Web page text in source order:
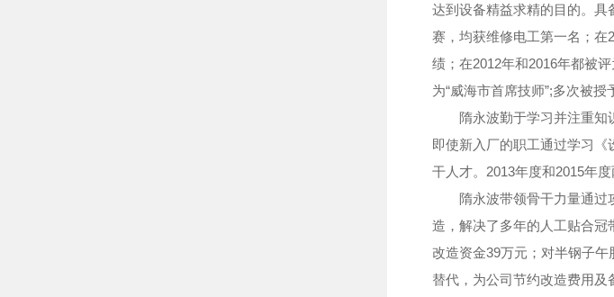
达到设备精益求精的目的。具
赛，均获维修电工第一名；在
绩；在2012年和2016年都被
为“威海市首席技师”;多次被授
隋永波勤于学习并注重知识
即使新入厂的职工通过学习
干人才。2013年度和2015年度
隋永波带领骨干力量通过攻
造，解决了多年的人工贴合冠
改造资金39万元；对半钢子
替代，为公司节约改造费用及